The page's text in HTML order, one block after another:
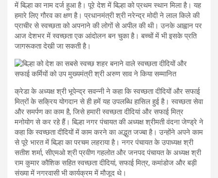
में बिल्हा का नाम दर्ज हुआ है। पूरे देश में बिल्हा को प्रथम स्थान मिला है। यह
हमारे लिए गौरव का क्षण है। प्रधानमंत्री श्री नरेन्द्र मोदी ने लाल किले की
प्राचीर से स्वच्छता को अपनाने की लोगों से अपील की थी। उनके आह्वान पर
आज देशभर में स्वच्छता एक आंदोलन बन चुका है। बच्चों में भी इसके प्रति
जागरूकता देखी जा सकती है।
क्रेडा के अध्यक्ष श्री भूपेन्द्र सवन्नी ने कहा कि स्वच्छता दीदियों और सफाई
मित्रों के सक्रिय योगदान से ही हमें यह उपलब्धि हासिल हुई है। स्वच्छता सेवा
और समर्पण का काम है, जिसे हमारी स्वच्छता दीदियां और सफाई मित्र
मनोयोग से कर रहे हैं। बिल्हा नगर पंचायत की अध्यक्ष श्रीमती वंदना जेण्ड्रे ने
कहा कि स्वच्छता दीदियों में काम करने का अद्भुत जज्बा है। उन्होंने अपने काम
से पूरे भारत में बिल्हा का परचम लहराया है। नगर पंचायत के उपाध्यक्ष श्री
सतीश शर्मा, सीएमओ श्री प्रवीण गहलोत और जनपद पंचायत के अध्यक्ष श्री
राम कुमार कौशिक सहित स्वच्छता दीदियां, सफाई मित्र, कमांडोज और बड़ी
संख्या में नगरवासी भी कार्यक्रम में मौजूद थे।